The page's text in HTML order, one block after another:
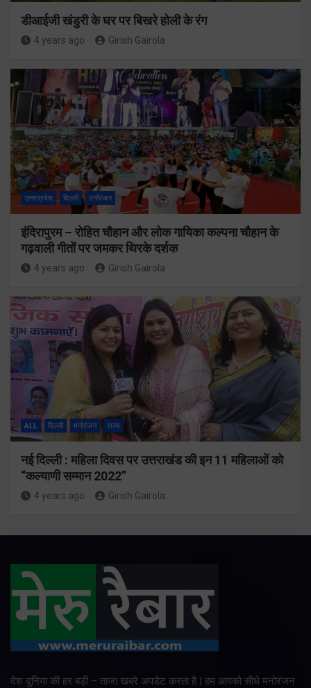
डीआईजी खंडुरी के घर पर बिखरे होली के रंग
4 years ago Girish Gairola
उत्तरप्रदेश दिल्ली मनोरंजन
इंदिरापुरम – रोहित चौहान और लोक गायिका कल्पना चौहान के
गढ़वाली गीतों पर जमकर थिरके दर्शक
4 years ago Girish Gairola
ALL दिल्ली मनोरंजन राज्य
नई दिल्ली : महिला दिवस पर उत्तराखंड की इन 11 महिलाओं को
“कल्याणी सम्मान 2022”
4 years ago Girish Gairola
देश दुनिया की हर बड़ी – ताजा खबरे अपडेट करता है | हम आपको सीधे मनोरंजन